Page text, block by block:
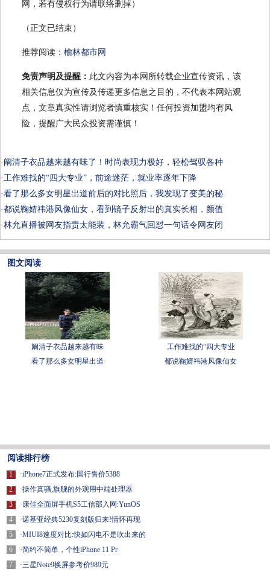
网，若有侵权行为请联络删掉）
（正文已结束）
推荐阅读： 榆林都市网
免责声明及提醒： 此文内容为本网所转载企业宣传资讯，该
相关信息仅为宣传及传递更多信息之目的，不代表本网站观
点，文章真实性请浏览者慎重核实！任何投资加盟均有风
险，提醒广大民众投资需谨慎！
· 阚清子衣品越来越有味了！时尚表现力极好，轻松驾驭各种
· 工作难找的“四大专业”，前途迷茫，就业率逐年下降
·看了那么多女明星出道前后的对比照后，我发现了变美的秘
·都说鞠婧祎港风像仙女，看到镜子反射出的真实长相，颜值
·林允直播被网友指责太能装，林允霸气回怼一句话令网友闭
图文阅读
阚清子衣品越来越有味
工作难找的“四大专业
看了那么多女明星出道
都说鞠婧祎港风像仙女
阅读排行榜
1
2
3
4
5
6
7
·iPhone7正式发布:国行售价5388
·操作真骚,旗舰的外观用中端处理器
·康佳全面屏手机S5工信部入网:YunOS
·诺基亚经典5230复刻版归来!情怀再现
·MIUI8速度对比:快如闪电不是吹出来的
·简约不简单，个性iPhone 11 Pr
·三星Note9换屏参考价989元